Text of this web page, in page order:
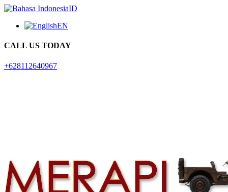
ID
EN
CALL US TODAY
+628112640967